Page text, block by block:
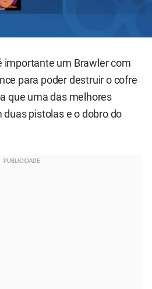
importante um Brawler com
para poder destruir o cofre
que uma das melhores
duas pistolas e o dobro do